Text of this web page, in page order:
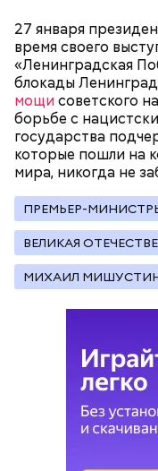
27 января
время своего
«Ленинградская
блокады
мощисоветского
борьбе с
государства
которые пошли на
мира, никогда не
ПРЕМЬЕР-
ВЕЛИКАЯ
МИХАИЛ
петрушка;
— Кабачки,
обжарить на
петрушки, чеснок,
Получается очень
Копылов.
с сахарным
лишним весом.
увлекаться, так же
сахарным
подчеркнула